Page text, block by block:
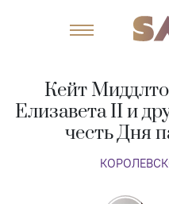
Кейт
Елизавета II и
честь Дня